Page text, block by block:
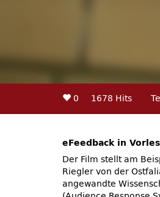
0 1678 Hits
eFeedback in
Der Film stellt am
Riegler von der
angewandte